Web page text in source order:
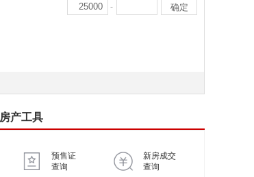
-
房产工具
预售证
查询
新房成交
查询